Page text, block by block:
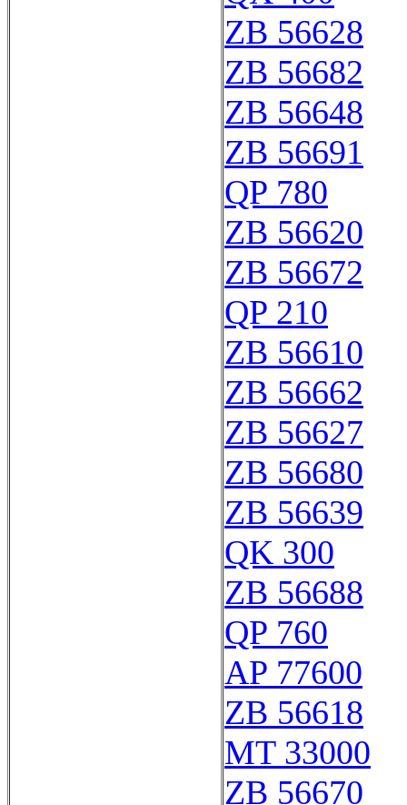
ZB 56628
ZB 56682
ZB 56648
ZB 56691
QP 780
ZB 56620
ZB 56672
QP 210
ZB 56610
ZB 56662
ZB 56627
ZB 56680
ZB 56639
QK 300
ZB 56688
QP 760
AP 77600
ZB 56618
MT 33000
ZB 56670